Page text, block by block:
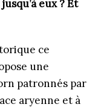
eux ? Et
ce
une
patronnés par
aryenne et à